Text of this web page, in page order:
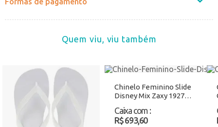
Quem viu, viu também
Chinelo Feminino Slide
Disney Mix Zaxy 19271
Caixa com :
R$ 693,60